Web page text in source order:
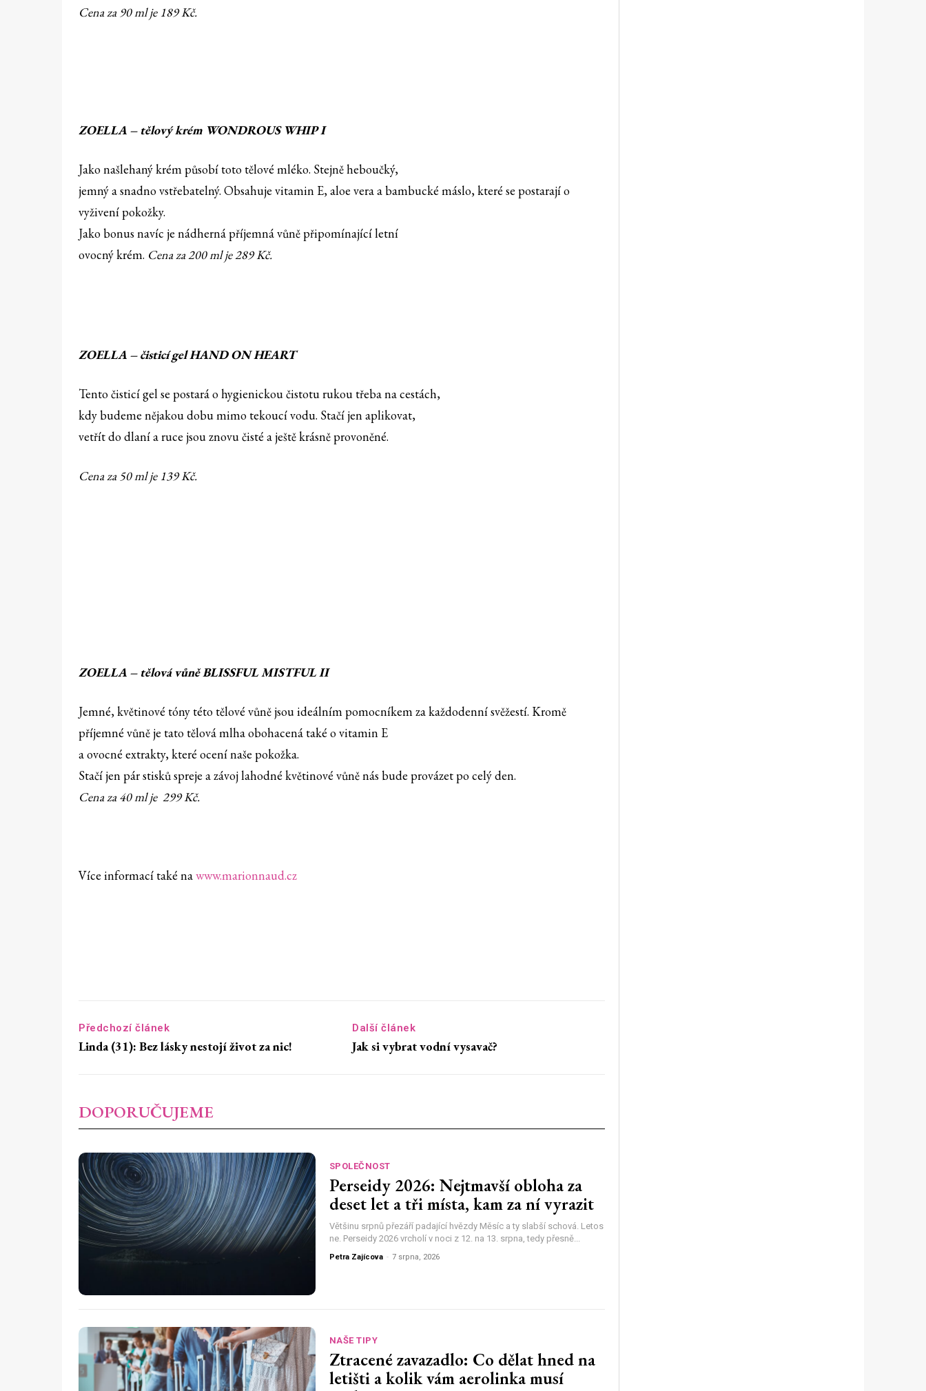
Cena za 90 ml je 189 Kč.
ZOELLA – tělový krém WONDROUS WHIP I
Jako našlehaný krém působí toto tělové mléko. Stejně heboučký,
jemný a snadno vstřebatelný. Obsahuje vitamin E, aloe vera a bambucké máslo, které se postarají o
vyživení pokožky.
Jako bonus navíc je nádherná příjemná vůně připomínající letní
ovocný krém. Cena za 200 ml je 289 Kč.
ZOELLA – čisticí gel HAND ON HEART
Tento čisticí gel se postará o hygienickou čistotu rukou třeba na cestách,
kdy budeme nějakou dobu mimo tekoucí vodu. Stačí jen aplikovat,
vetřít do dlaní a ruce jsou znovu čisté a ještě krásně provoněné.
Cena za 50 ml je 139 Kč.
ZOELLA – tělová vůně BLISSFUL MISTFUL II
Jemné, květinové tóny této tělové vůně jsou ideálním pomocníkem za každodenní svěžestí. Kromě
příjemné vůně je tato tělová mlha obohacená také o vitamin E
a ovocné extrakty, které ocení naše pokožka.
Stačí jen pár stisků spreje a závoj lahodné květinové vůně nás bude provázet po celý den.
Cena za 40 ml je 299 Kč.
Více informací také nawww.marionnaud.cz
Předchozí článek
Linda (31): Bez lásky nestojí život za nic!
Další článek
Jak si vybrat vodní vysavač?
DOPORUČUJEME
SPOLEČNOST
Perseidy 2026: Nejtmavší obloha za
deset let a tři místa, kam za ní vyrazit
Většinu srpnů přezáří padající hvězdy Měsíc a ty slabší schová. Letos
ne. Perseidy 2026 vrcholí v noci z 12. na 13. srpna, tedy přesně...
Petra Zajícova - 7 srpna, 2026
NAŠE TIPY
Ztracené zavazadlo: Co dělat hned na
letišti a kolik vám aerolinka musí